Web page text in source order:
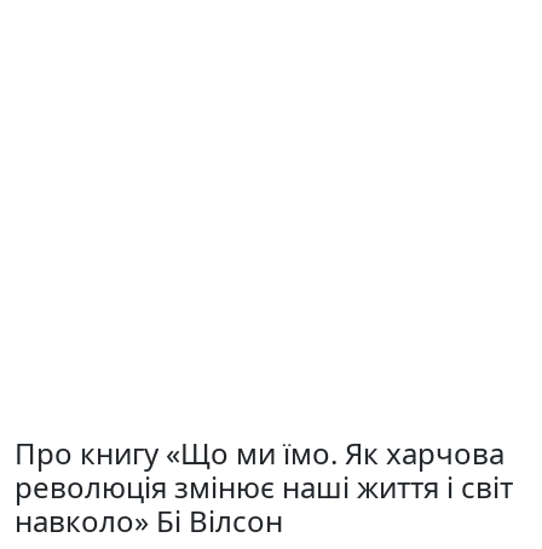
Про книгу «Що ми їмо. Як харчова
революція змінює наші життя і світ
навколо» Бі Вілсон